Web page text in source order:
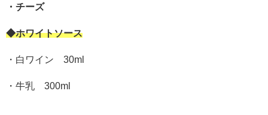
・チーズ
◆ホワイトソース
・白ワイン 30ml
・牛乳 300ml